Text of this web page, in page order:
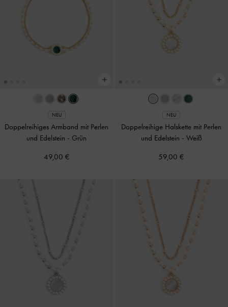
NEU
Doppelreihiges Armband mit Perlen
und Edelstein - Grün
49,00 €
NEU
Doppelreihige Halskette mit Perlen
und Edelstein - Weiß
59,00 €